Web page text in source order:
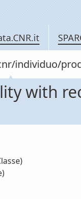
individuo/
with